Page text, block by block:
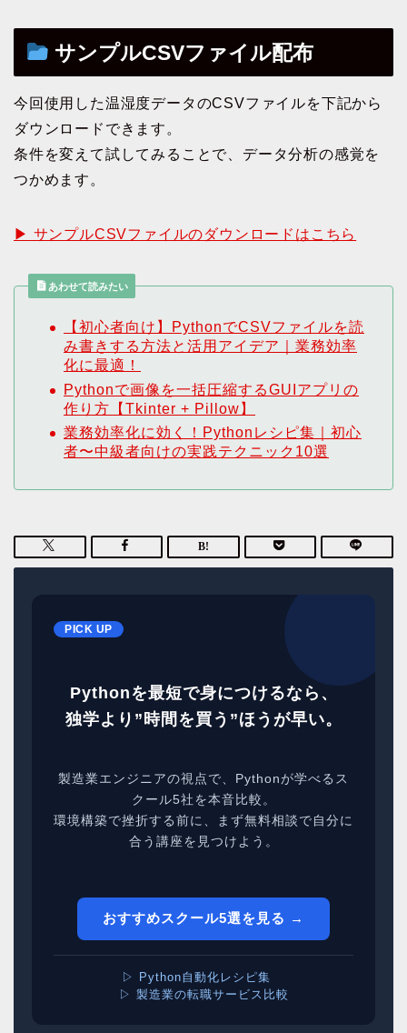
サンプルCSVファイル配布
今回使用した温湿度データのCSVファイルを下記から
ダウンロードできます。
条件を変えて試してみることで、データ分析の感覚を
つかめます。
▶ サンプルCSVファイルのダウンロードはこちら
あわせて読みたい
【初心者向け】PythonでCSVファイルを読
み書きする方法と活用アイデア｜業務効率
化に最適！
Pythonで画像を一括圧縮するGUIアプリの
作り方【Tkinter + Pillow】
業務効率化に効く！Pythonレシピ集｜初心
者〜中級者向けの実践テクニック10選
PICK UP
Pythonを最短で身につけるなら、
独学より”時間を買う”ほうが早い。
製造業エンジニアの視点で、Pythonが学べるス
クール5社を本音比較。
環境構築で挫折する前に、まず無料相談で自分に
合う講座を見つけよう。
おすすめスクール5選を見る →
▷ Python自動化レシピ集
▷ 製造業の転職サービス比較